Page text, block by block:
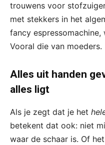
trouwens voor
met stekkers in het
fancy
Vooral die van moeders.
Alles uit handen
alles ligt
Als je zegt dat je het
betekent dat ook: niet
waar de schaar is. Of